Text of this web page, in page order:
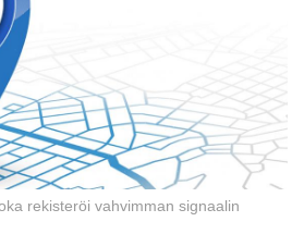
rekisteröi vahvimman signaalin